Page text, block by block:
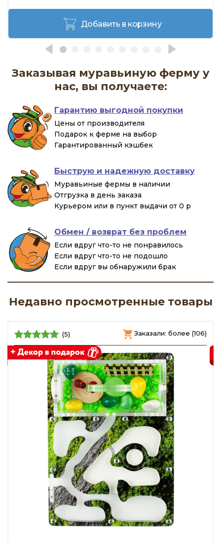
Добавить в корзину
Заказывая муравьиную ферму у
нас, вы получаете:
Гарантию выгодной покупки
Цены от производителя
Подарок к ферме на выбор
Гарантированный кэшбек
Быструю и надежную доставку
Муравьиные фермы в наличии
Отгрузка в день заказа
Курьером или в пункт выдачи от 0 р
Обмен / возврат без проблем
Если вдруг что-то не понравилось
Если вдруг что-то не подошло
Если вдруг вы обнаружили брак
Недавно просмотренные товары
(5) Заказали: более (106)